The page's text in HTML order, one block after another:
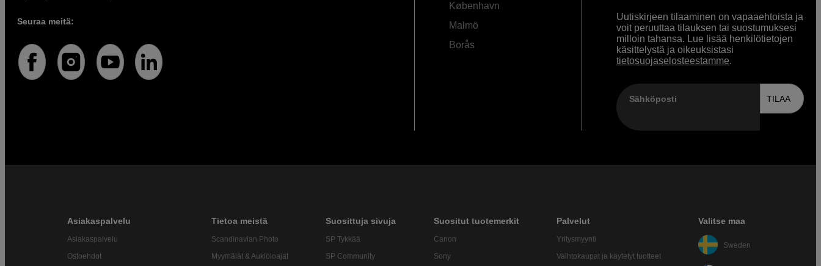
Seuraa meitä:
København
Malmö
Borås
Uutiskirjeen tilaaminen on vapaaehtoista ja
voit peruuttaa tilauksen tai suostumuksesi
milloin tahansa. Lue lisää henkilötietojen
käsittelystä ja oikeuksistasi
tietosuojaselosteestamme.
Sähköposti TILAA
Asiakaspalvelu
Asiakaspalvelu
Ostoehdot
Tietoa meistä
Scandinavian Photo
Myymälät & Aukioloajat
Suosittuja sivuja
SP Tykkää
SP Community
Suositut tuotemerkit
Canon
Sony
Palvelut
Yritysmyynti
Vaihtokaupat ja käytetyt tuotteet
Valitse maa
Sweden